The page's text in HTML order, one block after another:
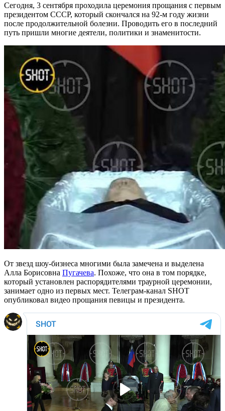
Сегодня, 3 сентября проходила церемония прощания с первым
президентом СССР, который скончался на 92-м году жизни
после продолжительной болезни. Проводить его в последний
путь пришли многие деятели, политики и знаменитости.
От звезд шоу-бизнеса многими была замечена и выделена
Алла Борисовна Пугачева. Похоже, что она в том порядке,
который установлен распорядителями траурной церемонии,
занимает одно из первых мест. Телеграм-канал SHOT
опубликовал видео прощания певицы и президента.